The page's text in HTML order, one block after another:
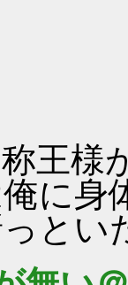
王様
に身
とい